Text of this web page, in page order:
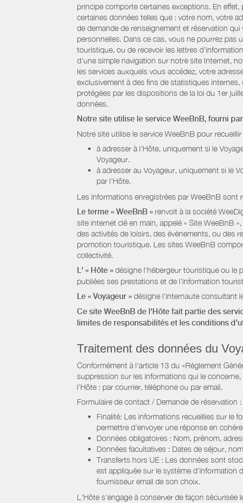
principe comporte certaines exceptions. En
certaines données telles que : votre nom, votre
de demande de renseignement et réservation
personnelles. Dans ce cas, vous ne pourrez pas
touristique, ou de recevoir les lettres
d’une simple navigation sur notre site Internet,
les services auxquels vous accédez, votre
exclusivement à des fins de statistiques
protégées par les dispositions de la loi du 1er
données.
Notre site utilise le service WeeBnB, fourni par
Notre site utilise le service WeeBnB pour
à adresser à l'Hôte, uniquement si le
Voyageur.
à adresser au Voyageur, uniquement si le
par l'Hôte.
Les informations enregistrées par WeeBnB sont
Le terme « WeeBnB » renvoit à la société
site internet clé en main, appelé « Site WeeBnB
des activités de loisirs, des événements, ou des
promotion touristique. Les sites WeeBnB
collectivité.
L' « Hôte » désigne l'hébergeur touristique ou le
publiées ses prestations et de l'information
Le « Voyageur » désigne l'internaute consultant
Ce site WeeBnB de l'Hôte fait partie des
limites de responsabilités et les conditions
Traitement des données du
Conformément à l'article 13 du «Règlement
suppression sur les informations qui le concerne,
l’Hôte : par courrier, téléphone ou par email.
Formulaire de contact / Demande de réservation :
Finalité: Les informations recueillies sur le
permettre d’envoyer une réponse en
Données obligatoires : Nom, prénom,
Données facultatives : Dates de séjour,
Transferts hors UE : Les données sont
est appliquée sur le système d’information
fournisseur email de son choix.
L’Hôte s’engage à conserver de façon